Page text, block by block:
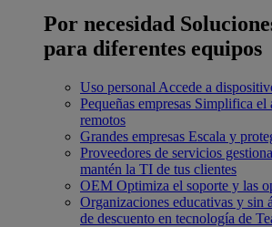
Por necesidad
para diferentes equipos
Uso personal Accede a
Pequeñas empresas Simplifica el
remotos
Grandes empresas Escala y
Proveedores de servicios
mantén la TI de tus clientes
OEM Optimiza el soporte y las
Organizaciones educativas y sin
de descuento en tecnología de